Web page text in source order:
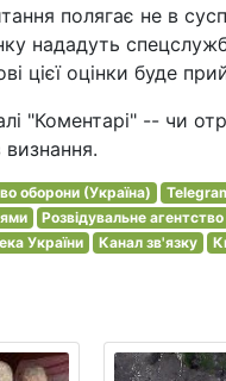
полягає не в
нададуть
цієї оцінки буде
"Коментарі" -- чи
оборони (Україна)
Розвідувальне агентство
України Канал зв'язку